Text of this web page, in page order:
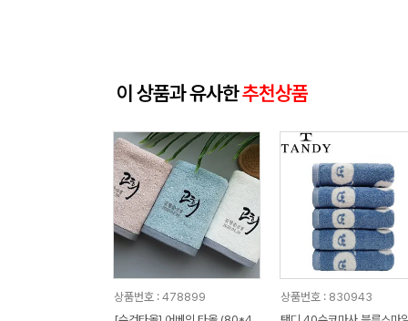
이 상품과 유사한추천상품
상품번호 : 478899
상품번호 : 830943